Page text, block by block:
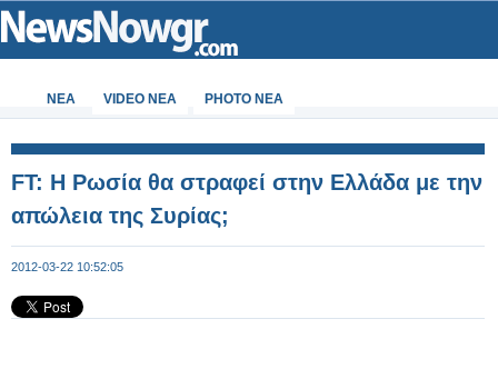
ΝΕΑ VIDEO NEA PHOTO NEA
FT: H Ρωσία θα στραφεί στην Ελλάδα με την
απώλεια της Συρίας;
2012-03-22 10:52:05